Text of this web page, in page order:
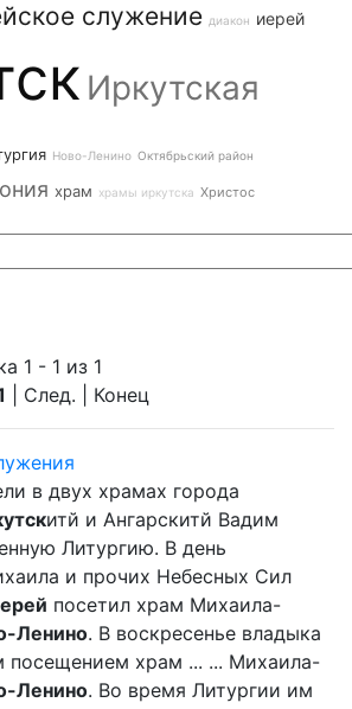
служение диакон иерей
Иркутская
Ново-Ленино Октябрьский район
храм храмы иркутска Христос
1 - 1 из 1
| След. | Конец
в двух храмах города
итй и Ангарскитй Вадим
Литургию. В день
и прочих Небесных Сил
посетил храм Михаила-
Ленино. В воскресенье владыка
посещением храм ... ... Михаила-
Ленино. Во время Литургии им